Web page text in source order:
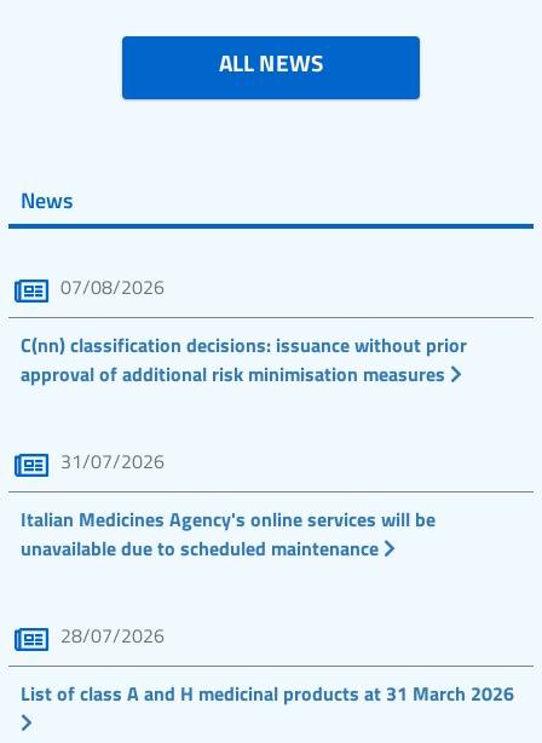
ALL NEWS
News
07/08/2026
C(nn) classification decisions: issuance without prior
approval of additional risk minimisation measures
31/07/2026
Italian Medicines Agency's online services will be
unavailable due to scheduled maintenance
28/07/2026
List of class A and H medicinal products at 31 March 2026